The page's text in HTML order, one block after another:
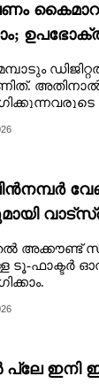
അക്കൗണ്ട്
ടൂ-ഫാക്ടർ
പ്ലേ ഇനി